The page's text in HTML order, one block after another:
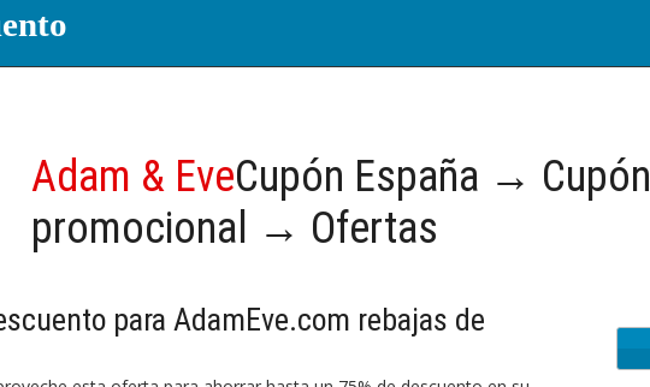
Adam & EveCupón España → Cupón
promocional → Ofertas
para AdamEve.com rebajas de